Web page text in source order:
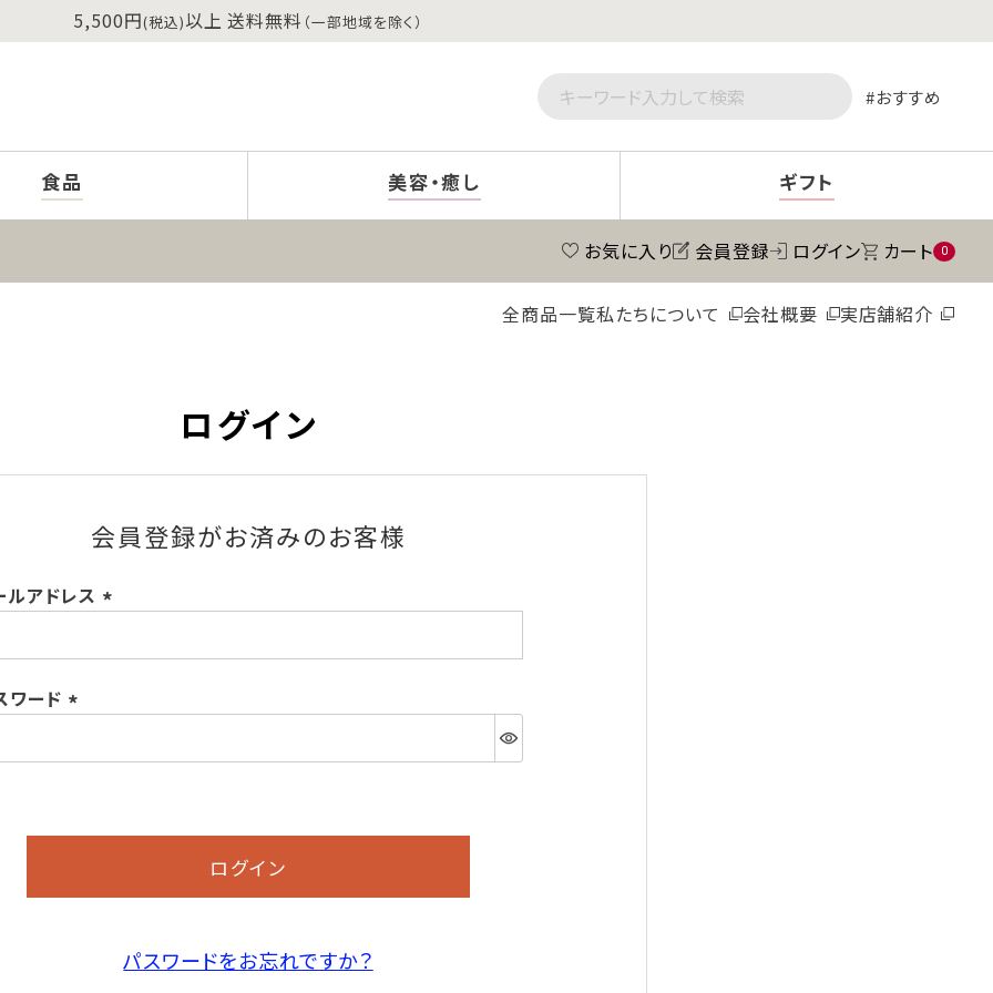
5,500円(税込)以上 送料無料 （一部地域を除く）
おすすめ
食品 美容・癒し ギフト
お気に入り 会員登録 ログイン カート 0
全商品一覧私たちについて 会社概要 実店舗紹介
ログイン
会員登録がお済みのお客様
ルアドレス
須)
ワード
須)
ログイン
パスワードをお忘れですか？